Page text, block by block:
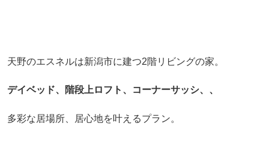
天野のエスネルは新潟市に建つ2階リビングの家。
デイベッド、階段上ロフト、コーナーサッシ、、
多彩な居場所、居心地を叶えるプラン。